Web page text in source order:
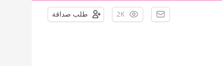
2K طلب صداقة